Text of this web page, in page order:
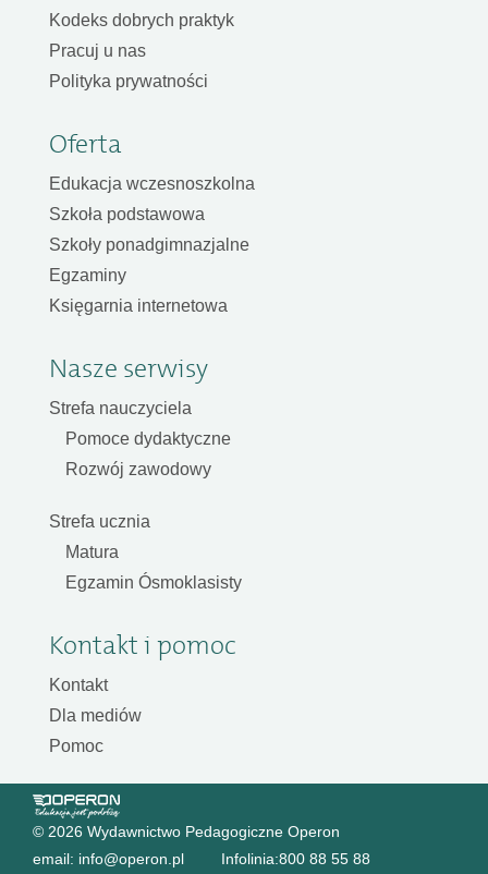
Kodeks dobrych praktyk
Pracuj u nas
Polityka prywatności
Oferta
Edukacja wczesnoszkolna
Szkoła podstawowa
Szkoły ponadgimnazjalne
Egzaminy
Księgarnia internetowa
Nasze serwisy
Strefa nauczyciela
Pomoce dydaktyczne
Rozwój zawodowy
Strefa ucznia
Matura
Egzamin Ósmoklasisty
Kontakt i pomoc
Kontakt
Dla mediów
Pomoc
© 2026 Wydawnictwo Pedagogiczne Operon
email: info@operon.pl Infolinia:800 88 55 88